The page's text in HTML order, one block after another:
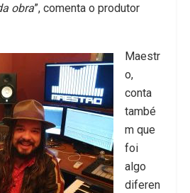
obra”, comenta o produtor
Maestr
o,
conta
també
m que
foi
algo
diferen